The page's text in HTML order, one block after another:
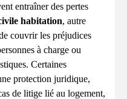
entraîner des pertes
habitation, autre
couvrir les préjudices
à charge ou
Certaines
protection juridique,
de litige lié au logement,